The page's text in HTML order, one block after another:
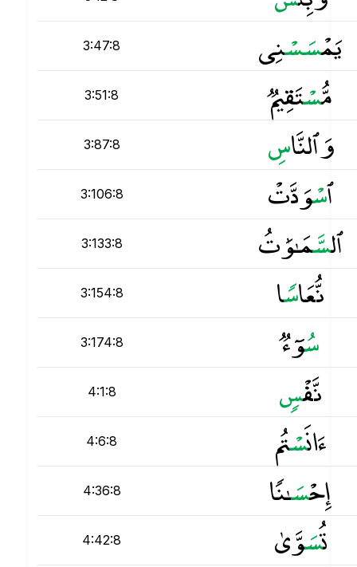
3:47:8 يَمْسسْنِى
3:51:8 مُّسْتَقِيمٌۭ
3:87:8 وَٱلنَّاس
3:106:8 ٱسْوَدَّتْ
3:133:8 ٱلسَّمَـٰوَٰتُ
3:154:8 نُّعَاسًۭا
3:174:8 سُوٓءٌۭ
4:1:8 نَّفْس
4:6:8 ءَانَسْتُم
4:36:8 إِحْسَـٰنًۭا
4:42:8 تُسَوَّىٰ